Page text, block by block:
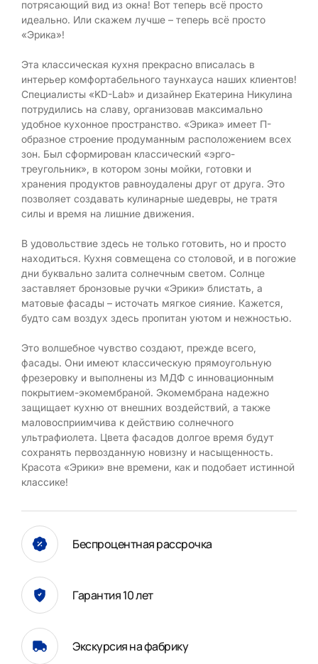
потрясающий вид из окна! Вот теперь всё просто
идеально. Или скажем лучше – теперь всё просто
«Эрика»!
Эта классическая кухня прекрасно вписалась в
интерьер комфортабельного таунхауса наших клиентов!
Специалисты «KD-Lab» и дизайнер Екатерина Никулина
потрудились на славу, организовав максимально
удобное кухонное пространство. «Эрика» имеет П-
образное строение продуманным расположением всех
зон. Был сформирован классический «эрго-
треугольник», в котором зоны мойки, готовки и
хранения продуктов равноудалены друг от друга. Это
позволяет создавать кулинарные шедевры, не тратя
силы и время на лишние движения.
В удовольствие здесь не только готовить, но и просто
находиться. Кухня совмещена со столовой, и в погожие
дни буквально залита солнечным светом. Солнце
заставляет бронзовые ручки «Эрики» блистать, а
матовые фасады – источать мягкое сияние. Кажется,
будто сам воздух здесь пропитан уютом и нежностью.
Это волшебное чувство создают, прежде всего,
фасады. Они имеют классическую прямоугольную
фрезеровку и выполнены из МДФ с инновационным
покрытием-экомембраной. Экомембрана надежно
защищает кухню от внешних воздействий, а также
маловосприимчива к действию солнечного
ультрафиолета. Цвета фасадов долгое время будут
сохранять первозданную новизну и насыщенность.
Красота «Эрики» вне времени, как и подобает истинной
классике!
Беспроцентная рассрочка
Гарантия 10 лет
Экскурсия на фабрику